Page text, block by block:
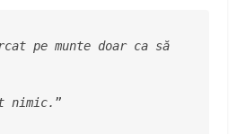
pe munte doar ca să
nimic. ”